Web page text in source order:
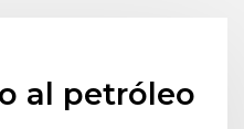
al petróleo